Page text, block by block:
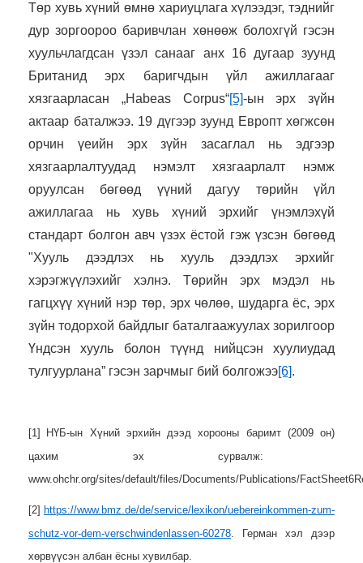
Төр хувь хүний ​​өмнө хариуцлага хүлээдэг, тэднийг
дур зоргоороо баривчлан хөнөөж болохгүй гэсэн
хуульчлагдсан үзэл санааг анх 16 дугаар зуунд
Британид эрх баригчдын үйл ажиллагааг
хязгаарласан „Habeas Corpus“[5]-ын эрх зүйн
актаар баталжээ. 19 дүгээр зуунд Европт хөгжсөн
орчин үеийн эрх зүйн засаглал нь эдгээр
хязгаарлалтуудад нэмэлт хязгаарлалт нэмж
оруулсан бөгөөд үүний дагуу төрийн үйл
ажиллагаа нь хувь хүний ​​эрхийг үнэмлэхүй
стандарт болгон авч үзэх ёстой гэж үзсэн бөгөөд
"Хууль дээдлэх нь хууль дээдлэх эрхийг
хэрэгжүүлэхийг хэлнэ. Төрийн эрх мэдэл нь
гагцхүү хүний ​​нэр төр, эрх чөлөө, шударга ёс, эрх
зүйн тодорхой байдлыг баталгаажуулах зорилгоор
Үндсэн хууль болон түүнд нийцсэн хуулиудад
тулгуурлана” гэсэн зарчмыг бий болгожээ[6].
[1] НҮБ-ын Хүний эрхийн дээд хорооны баримт (2009он)
цахим эх сурвалж:
www.ohchr.org/sites/default/files/Documents/Publications/
[2] https://www.bmz.de/de/service/lexikon/uebereinkommen-zum-
schutz-vor-dem-verschwindenlassen-60278. Герман хэл дээр
хөрвүүсэн албан ёсны хувилбар.